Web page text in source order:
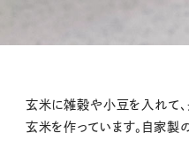
玄米に雑穀や小豆を入れて
玄米を作っています。自家製